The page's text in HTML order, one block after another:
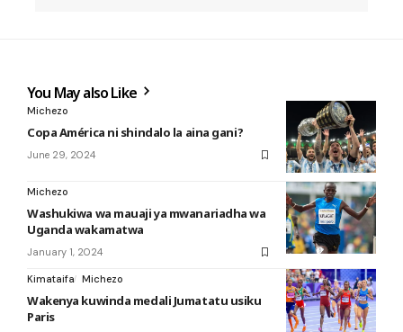
You May also Like
Michezo
Copa América ni shindalo la aina gani?
June 29, 2024
Michezo
Washukiwa wa mauaji ya mwanariadha wa
Uganda wakamatwa
January 1, 2024
Kimataifa Michezo
Wakenya kuwinda medali Jumatatu usiku
Paris